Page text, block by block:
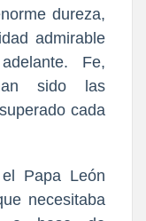
dureza,
admirable
Fe,
sido las
cada
Papa León
necesitaba